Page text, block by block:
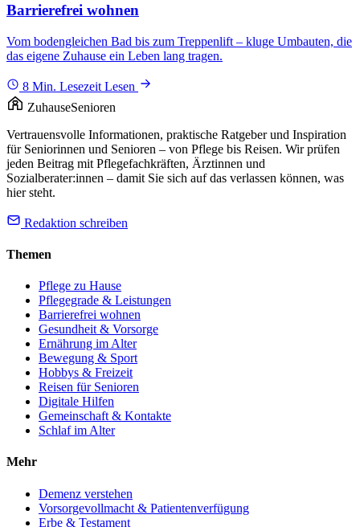
Barrierefrei wohnen
Vom bodengleichen Bad bis zum Treppenlift – kluge Umbauten, die
das eigene Zuhause ein Leben lang tragen.
8 Min. Lesezeit Lesen
ZuhauseSenioren
Vertrauensvolle Informationen, praktische Ratgeber und Inspiration
für Seniorinnen und Senioren – von Pflege bis Reisen. Wir prüfen
jeden Beitrag mit Pflegefachkräften, Ärztinnen und
Sozialberater:innen – damit Sie sich auf das verlassen können, was
hier steht.
Redaktion schreiben
Themen
Pflege zu Hause
Pflegegrade & Leistungen
Barrierefrei wohnen
Gesundheit & Vorsorge
Ernährung im Alter
Bewegung & Sport
Hobbys & Freizeit
Reisen für Senioren
Digitale Hilfen
Gemeinschaft & Kontakte
Schlaf im Alter
Mehr
Demenz verstehen
Vorsorgevollmacht & Patientenverfügung
Erbe & Testament